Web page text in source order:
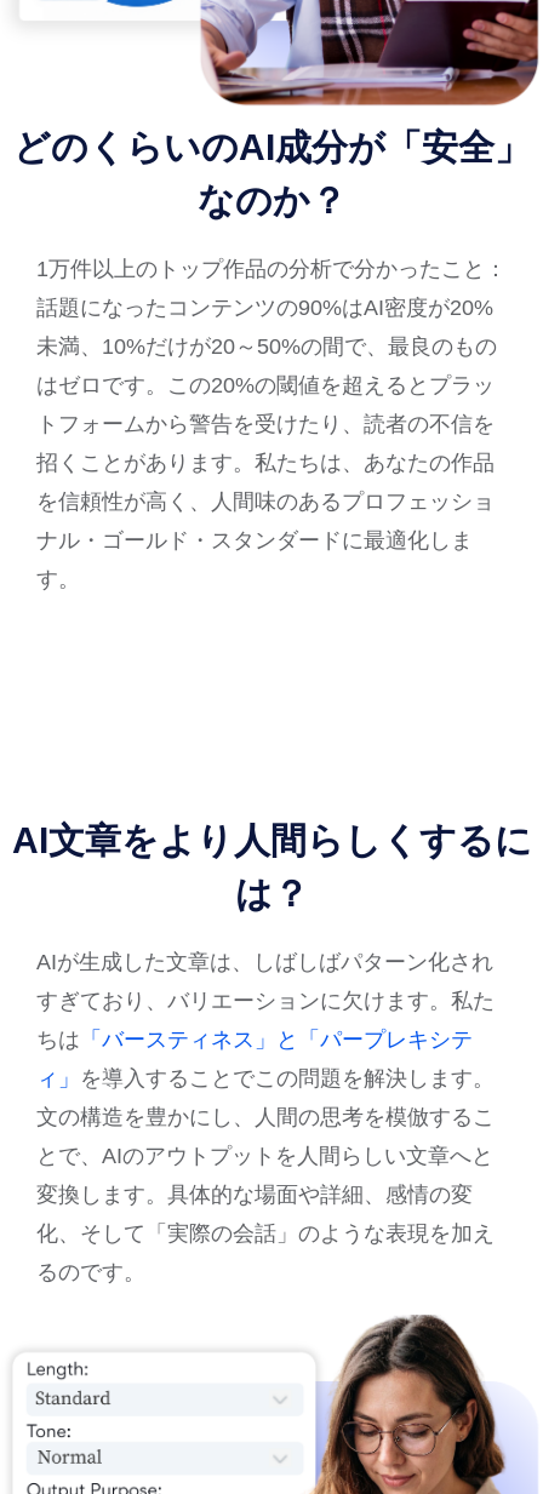
どのくらいのAI成分が「安全」
なのか？
1万件以上のトップ作品の分析で分かったこと：
話題になったコンテンツの90%はAI密度が20%
未満、10%だけが20～50%の間で、最良のもの
はゼロです。この20%の閾値を超えるとプラッ
トフォームから警告を受けたり、読者の不信を
招くことがあります。私たちは、あなたの作品
を信頼性が高く、人間味のあるプロフェッショ
ナル・ゴールド・スタンダードに最適化しま
す。
AI文章をより人間らしくするに
は？
AIが生成した文章は、しばしばパターン化され
すぎており、バリエーションに欠けます。私た
ちは 「バースティネス」と「パープレキシテ
ィ」 を導入することでこの問題を解決します。
文の構造を豊かにし、人間の思考を模倣するこ
とで、AIのアウトプットを人間らしい文章へと
変換します。具体的な場面や詳細、感情の変
化、そして「実際の会話」のような表現を加え
るのです。